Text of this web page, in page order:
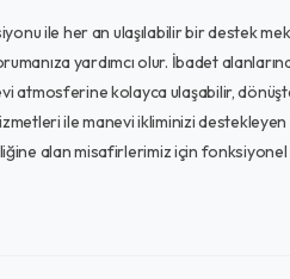
ile her an ulaşılabilir bir destek
yardımcı olur. İbadet
atmosferine kolayca ulaşabilir,
ile manevi ikliminizi
alan misafirlerimiz için fonksiyonel